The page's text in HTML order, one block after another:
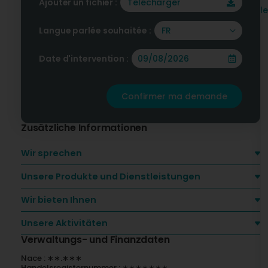
Ajouter un fichier : Télécharger
Langue parlée souhaitée : FR
Date d'intervention :
Confirmer ma demande
Zusätzliche Informationen
Wir sprechen
Unsere Produkte und Dienstleistungen
Wir bieten Ihnen
Unsere Aktivitäten
Verwaltungs- und Finanzdaten
Nace : ∗∗.∗∗∗